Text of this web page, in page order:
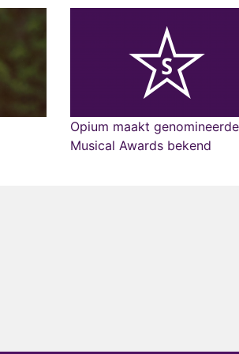
Opium maakt
Musical Awards bekend